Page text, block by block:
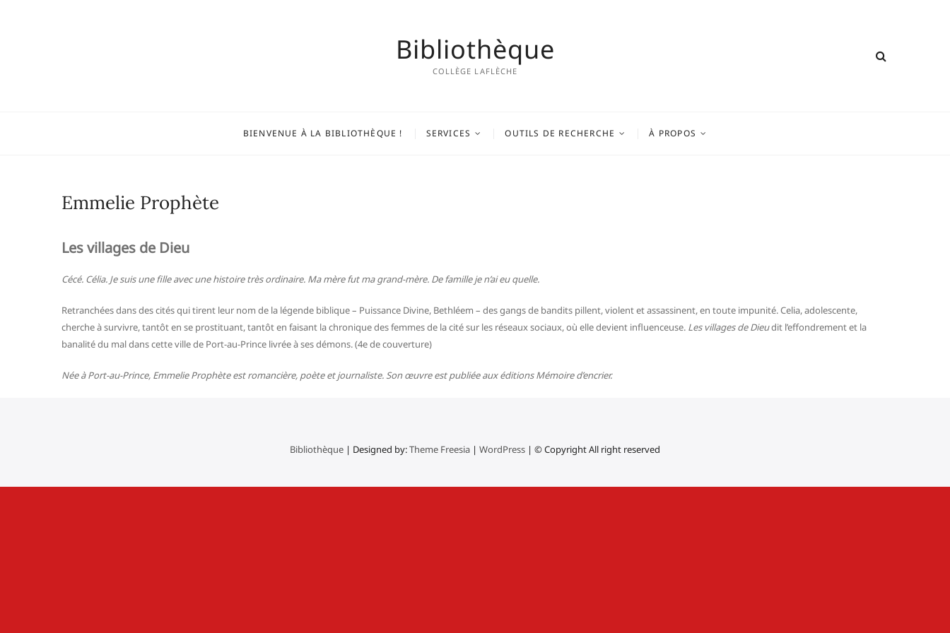
Bibliothèque
COLLÈGE LAFLÈCHE
BIENVENUE À LA BIBLIOTHÈQUE ! SERVICES OUTILS DE RECHERCHE À PROPOS
Emmelie Prophète
Les villages de Dieu
Cécé. Célia. Je suis une fille avec une histoire très ordinaire. Ma mère fut ma grand-mère. De famille je n’ai eu quelle.
Retranchées dans des cités qui tirent leur nom de la légende biblique – Puissance Divine, Bethléem – des gangs de bandits pillent, violent et assassinent, en toute impunité. Celia, adolescente,
cherche à survivre, tantôt en se prostituant, tantôt en faisant la chronique des femmes de la cité sur les réseaux sociaux, où elle devient influenceuse. Les villages de Dieudit l’effondrement et la
banalité du mal dans cette ville de Port-au-Prince livrée à ses démons. (4e de couverture)
Née à Port-au-Prince, Emmelie Prophète est romancière, poète et journaliste. Son œuvre est publiée aux éditions Mémoire d’encrier.
Bibliothèque | Designed by:Theme Freesia | WordPress | © Copyright All right reserved